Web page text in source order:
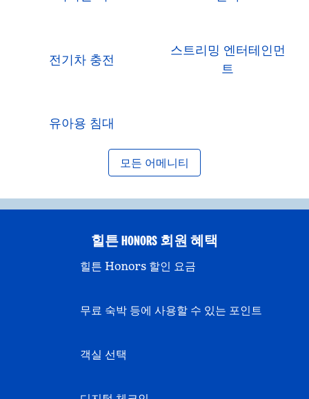
전기차 충전
스트리밍 엔터테인먼
트
유아용 침대
모든 어메니티
힐튼 HONORS 회원 혜택
힐튼 Honors 할인 요금
무료 숙박 등에 사용할 수 있는 포인트
객실 선택